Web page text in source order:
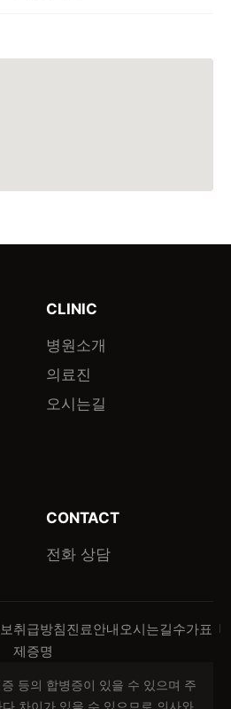
CLINIC
병원소개
의료진
오시는길
CONTACT
전화 상담
취급방침진료안내 오시는길수가표
제증명
등의 합병증이 있을 수 있으며 주
차이가 있을 수 있으므로 의사와